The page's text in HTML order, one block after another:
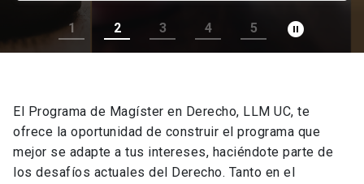
1 2 3 4 5 pause_circle_filled
El Programa de Magíster en Derecho, LLM UC, te
ofrece la oportunidad de construir el programa que
mejor se adapte a tus intereses, haciéndote parte de
los desafíos actuales del Derecho. Tanto en el